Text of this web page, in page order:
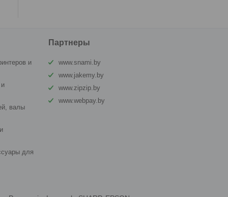
и
валы
для
Партнеры
www.snami.by
www.jakemy.by
www.zipzip.by
www.webpay.by